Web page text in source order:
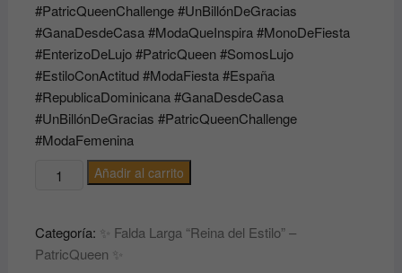
#PatricQueenChallenge #UnBillónDeGracias
#GanaDesdeCasa #ModaQueInspira #MonoDeFiesta
#EnterizoDeLujo #PatricQueen #SomosLujo
#EstiloConActitud #ModaFiesta #España
#RepublicaDominicana #GanaDesdeCasa
#UnBillónDeGracias #PatricQueenChallenge
#ModaFemenina
“Reina
del
Añadir al carrito
Categoría: ✨ Falda Larga “Reina del Estilo” –
PatricQueen ✨